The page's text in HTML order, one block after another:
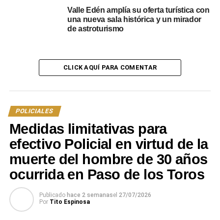
Valle Edén amplía su oferta turística con
una nueva sala histórica y un mirador
de astroturismo
CLICK AQUÍ PARA COMENTAR
POLICIALES
Medidas limitativas para
efectivo Policial en virtud de la
muerte del hombre de 30 años
ocurrida en Paso de los Toros
Publicado hace 2 semanasel 27/07/2026
Por Tito Espinosa